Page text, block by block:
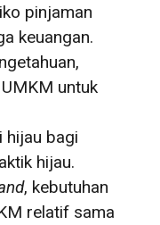
pinjaman
keuangan.
untuk
hijau bagi
hijau.
, kebutuhan
relatif sama